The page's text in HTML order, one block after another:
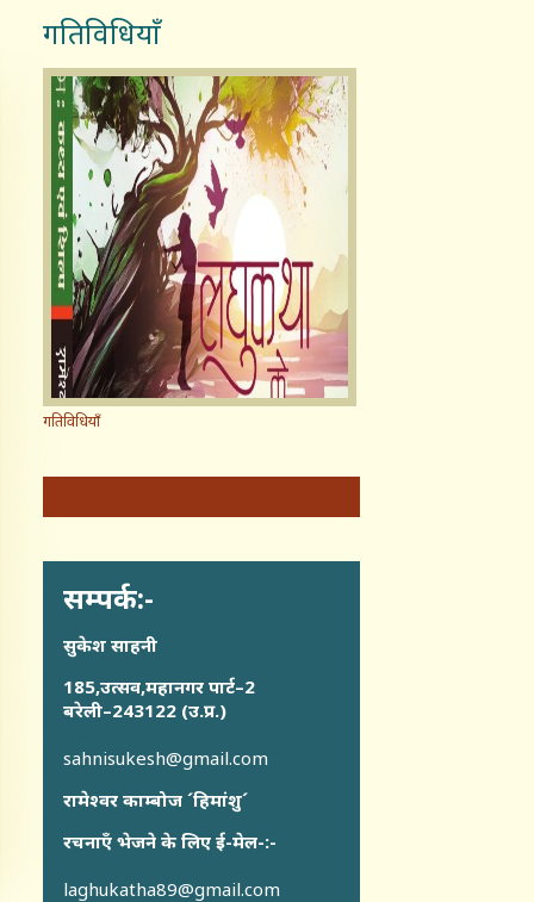
गतिविधियाँ
गतिविधियाँ
सम्पर्क:-
सुकेश साहनी
185,उत्सव,महानगर पार्ट–2
बरेली–243122 (उ.प्र.)
sahnisukesh@gmail.com
रामेश्वर काम्बोज ´हिमांशु´
रचनाएँ भेजने के लिए ई-मेल-:-
laghukatha89@gmail.com